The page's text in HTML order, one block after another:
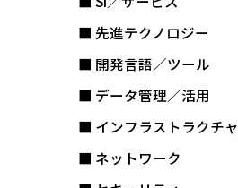
■ 先進テクノロジー
■ 開発言語／ツール
■ データ管理／活用
■ インフラストラクチャ
■ ネットワーク